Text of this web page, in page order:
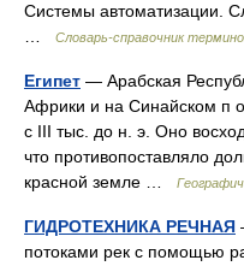
Системы автоматизации.
Словарь-справочник
Египет — Арабская
Африки и на Синайском п
с III тыс. до н. э. Оно
что противопоставляло
красной земле …
ГИДРОТЕХНИКА РЕЧНАЯ
потоками рек с помощью